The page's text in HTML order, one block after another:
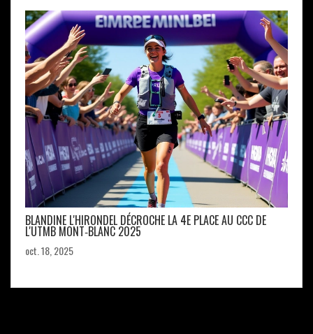
BLANDINE L'HIRONDEL DÉCROCHE LA 4E PLACE AU CCC DE
L'UTMB MONT‑BLANC 2025
oct. 18, 2025